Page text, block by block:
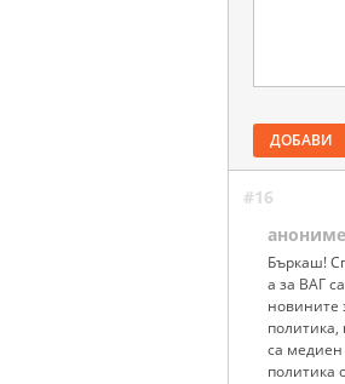
ДОБАВИ
#16
Бъркаш!
а за ВАГ
новините
са медиен
политика